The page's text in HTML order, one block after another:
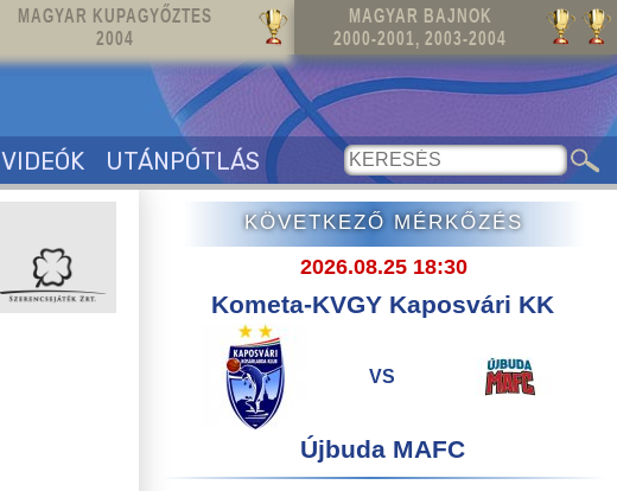
MAGYAR KUPAGYŐZTES
2004
MAGYAR BAJNOK
2000-2001, 2003-2004
VIDEÓK UTÁNPÓTLÁS
KÖVETKEZŐ MÉRKŐZÉS
2026.08.25 18:30
Kometa-KVGY Kaposvári KK
VS
Újbuda MAFC